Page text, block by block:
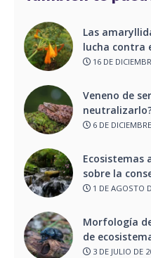
Las
lucha contra
16 DE
Veneno de
6 DE
Ecosistemas
sobre la
1 DE AGOSTO
Morfología
de
3 DE JULIO DE